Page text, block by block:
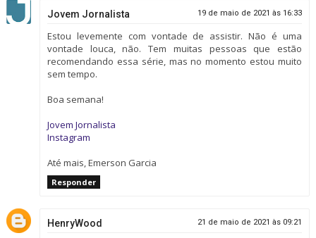
Jovem Jornalista 19 de maio de 2021 às 16:33
Estou levemente com vontade de assistir. Não é uma
vontade louca, não. Tem muitas pessoas que estão
recomendando essa série, mas no momento estou muito
sem tempo.
Boa semana!
Jovem Jornalista
Instagram
Até mais, Emerson Garcia
Responder
HenryWood 21 de maio de 2021 às 09:21